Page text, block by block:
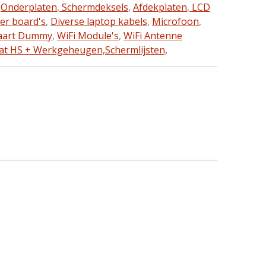
Onderplaten, Schermdeksels, Afdekplaten, LCD
board's, Diverse laptop kabels, Microfoon,
Dummy, WiFi Module's, WiFi Antenne
HS + Werkgeheugen,Schermlijsten,